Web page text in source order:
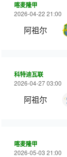
喀麦隆甲
2026-04-22 21:00
阿祖尔
科特迪瓦联
2026-04-27 03:00
阿祖尔
喀麦隆甲
2026-05-03 21:00